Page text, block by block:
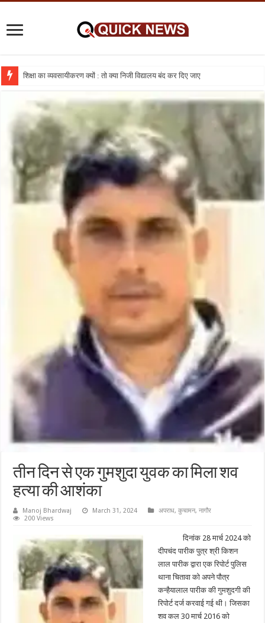
शिक्षा का व्यवसायीकरण क्यों : तो क्या निजी विद्यालय बंद कर दिए जाए
तीन दिन से एक गुमशुदा युवक का मिला शव
हत्या की आशंका
Manoj Bhardwaj March 31, 2024 अपराध,कुचामन,नागौर
200 Views
दिनांक 28 मार्च 2024 को
दीपचंद पारीक पुत्र श्री किशन
लाल पारीक द्वारा एक रिपोर्ट पुलिस
थाना चितावा को अपने पौत्र
कन्हैयालाल पारीक की गुमशुदगी की
रिपोर्ट दर्ज करवाई गई थी। जिसका
शव कल 30 मार्च 2016 को